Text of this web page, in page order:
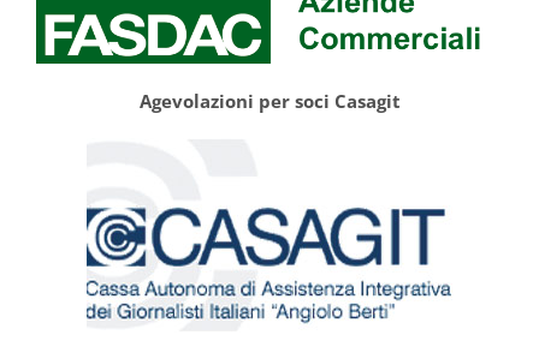
Agevolazioni per soci Casagit